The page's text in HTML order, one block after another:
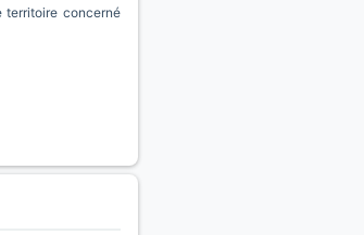
territoire concerné